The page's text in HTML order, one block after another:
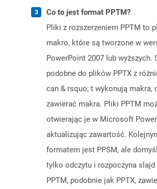
Co to jest format PPTM?
Pliki z rozszerzeniem PPTM to
makro, które są tworzone w
PowerPoint 2007 lub wyższych.
podobne do plików PPTX z
can & rsquo; t wykonują makra,
zawierać makra. Pliki PPTM
otwierając je w Microsoft
aktualizując zawartość.
formatem jest PPSM, ale
tylko odczytu i rozpoczyna
PPTM, podobnie jak PPTX,